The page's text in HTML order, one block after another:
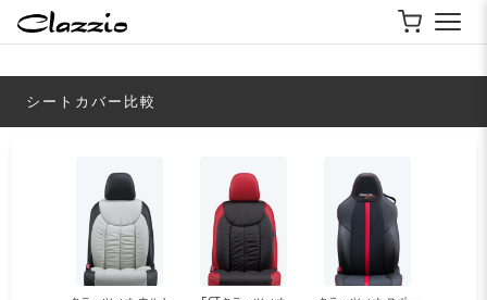
シートカバー比較